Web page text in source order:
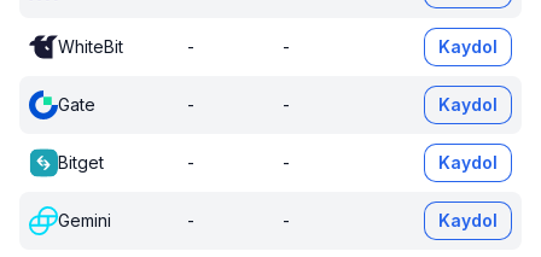
WhiteBit - - Kaydol
Gate - - Kaydol
Bitget - - Kaydol
Gemini - - Kaydol